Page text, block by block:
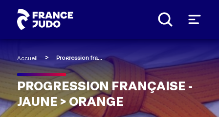
Accueil Progression française - Jaune > Orange
PROGRESSION FRANÇAISE -
JAUNE > ORANGE